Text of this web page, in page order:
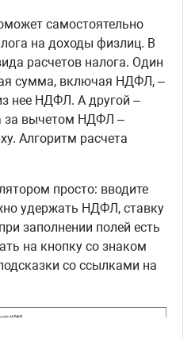
самостоятельно
на доходы физлиц. В
расчетов налога. Один
сумма, включая НДФЛ, –
нее НДФЛ. А другой –
за вычетом НДФЛ –
Алгоритм расчета
просто: вводите
удержать НДФЛ, ставку
заполнении полей есть
на кнопку со знаком
со ссылками на